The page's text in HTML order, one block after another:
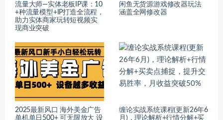
流量大师—实体老板IP课：10
+种流量模型+IP打造全流程，
助力实体商家玩转短视频实
现商业突破
闲鱼无货源游戏修改器玩法
涵盖全网修改器
2025最新风口 海外美金广告
单机单日500+ 可无限放大 设
缠论实战系统课程(更新26年6
月)，理论解析+行情分解+买